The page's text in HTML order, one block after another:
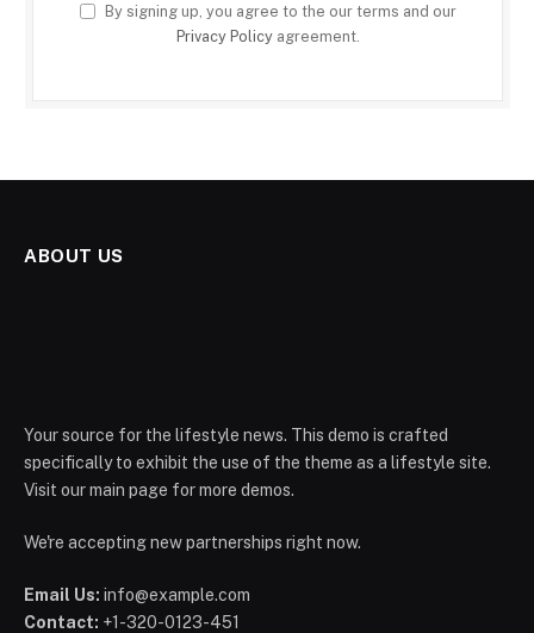
By signing up, you agree to the our terms and our
Privacy Policyagreement.
ABOUT US
Your source for the lifestyle news. This demo is crafted
specifically to exhibit the use of the theme as a lifestyle site.
Visit our main page for more demos.
We're accepting new partnerships right now.
Email Us: info@example.com
Contact: +1-320-0123-451